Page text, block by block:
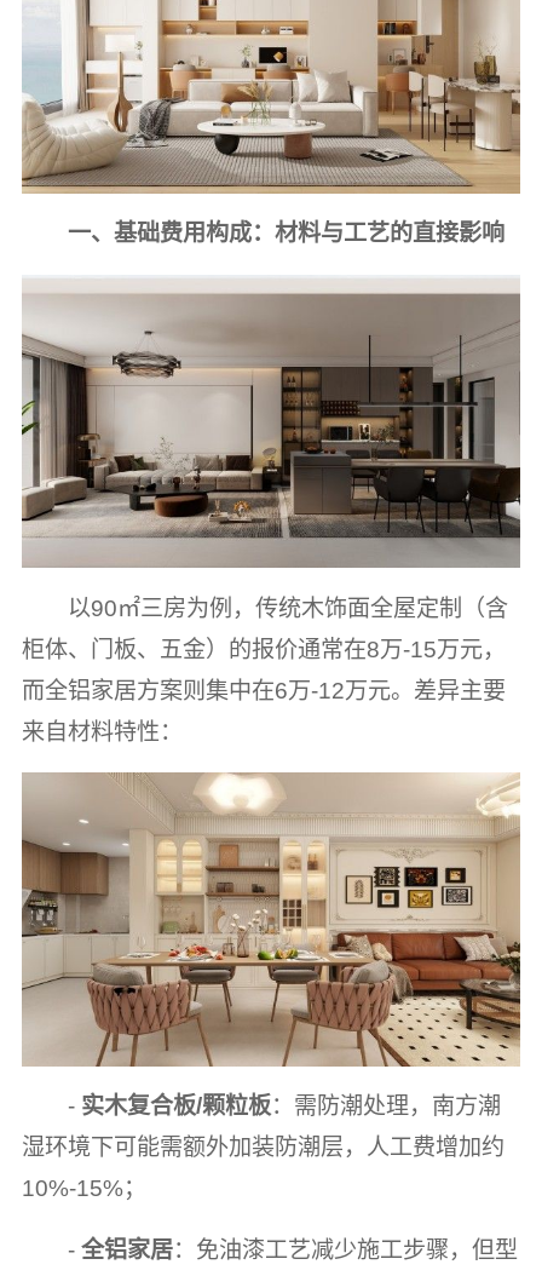
一、基础费用构成：材料与工艺的直接影响
以90㎡三房为例，传统木饰面全屋定制（含
柜体、门板、五金）的报价通常在8万-15万元，
而全铝家居方案则集中在6万-12万元。差异主要
来自材料特性：
- 实木复合板/颗粒板：需防潮处理，南方潮
湿环境下可能需额外加装防潮层，人工费增加约
10%-15%；
-全铝家居：免油漆工艺减少施工步骤，但型